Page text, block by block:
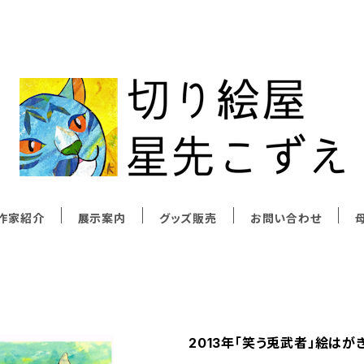
家紹介 展示案内 グッズ販売 お問い合わせ
2013年「笑う兎武者」絵はが